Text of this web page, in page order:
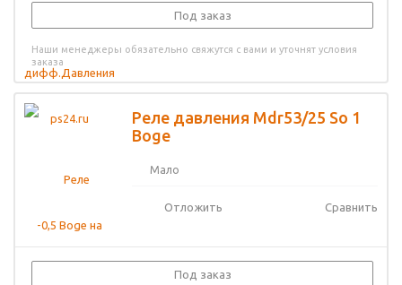
Под заказ
Наши менеджеры обязательно свяжутся с вами и уточнят условия
заказа
Реле давления Mdr53/25 So 1
Boge
Мало
Отложить Сравнить
Под заказ